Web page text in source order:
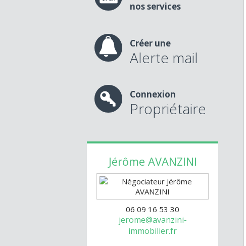
nos services
Créer une
Alerte mail
Connexion
Propriétaire
Jérôme AVANZINI
06 09 16 53 30
jerome@avanzini-
immobilier.fr